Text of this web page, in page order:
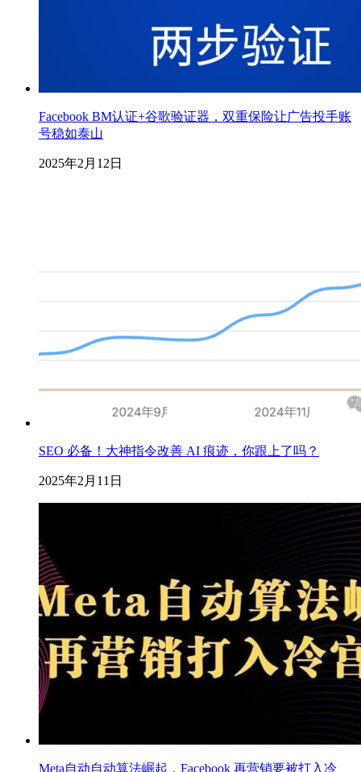
Facebook BM认证+谷歌验证器，双重保险让广告投手账
号稳如泰山
2025年2月12日
SEO 必备！大神指令改善 AI 痕迹，你跟上了吗？
2025年2月11日
Meta自动自动算法崛起，Facebook 再营销要被打入冷